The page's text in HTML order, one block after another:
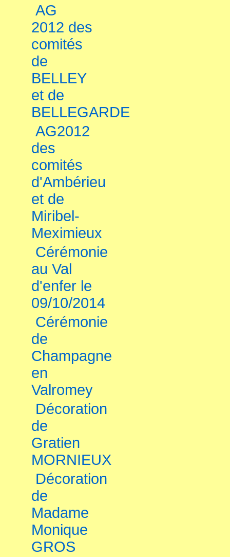
AG
2012 des
comités
de
BELLEY
et de
BELLEGARDE
AG2012
des
comités
d'Ambérieu
et de
Miribel-
Meximieux
Cérémonie
au Val
d'enfer le
09/10/2014
Cérémonie
de
Champagne
en
Valromey
Décoration
de
Gratien
MORNIEUX
Décoration
de
Madame
Monique
GROS